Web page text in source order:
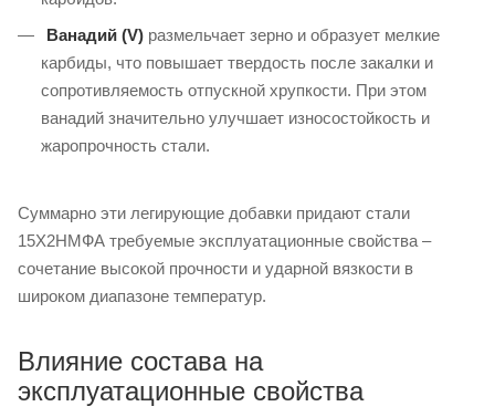
Ванадий (V) размельчает зерно и образует мелкие
карбиды, что повышает твердость после закалки и
сопротивляемость отпускной хрупкости. При этом
ванадий значительно улучшает износостойкость и
жаропрочность стали.
Суммарно эти легирующие добавки придают стали
15Х2НМФА требуемые эксплуатационные свойства –
сочетание высокой прочности и ударной вязкости в
широком диапазоне температур.
Влияние состава на
эксплуатационные свойства